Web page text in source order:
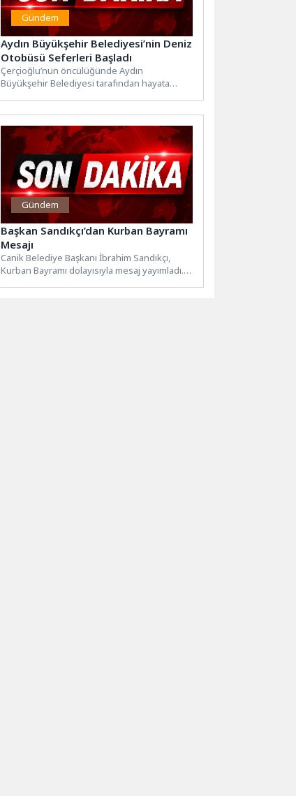
Gündem
Aydın Büyükşehir Belediyesi’nin Deniz
Otobüsü Seferleri Başladı
Çerçioğlu’nun öncülüğünde Aydın
Büyükşehir Belediyesi tarafından hayata
Gündem
Başkan Sandıkçı’dan Kurban Bayramı
Mesajı
Canik Belediye Başkanı İbrahim Sandıkçı,
Kurban Bayramı dolayısıyla mesaj yayımladı.